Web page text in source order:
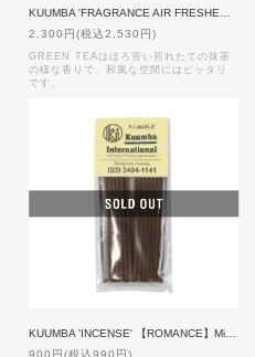
2,300円(税込2,530円)
GREEN TEAはほろ苦い煎れたての抹茶
の様な香りで、和風な空間にはピッタリ
です。
900円(税込990円)